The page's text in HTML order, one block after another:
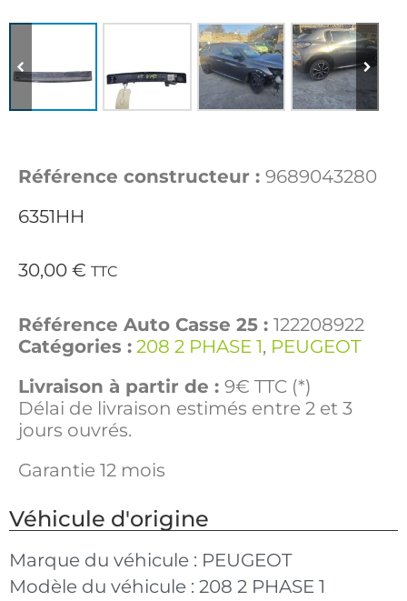
Référence constructeur : 9689043280
6351HH
30,00 € TTC
Référence Auto Casse 25 : 122208922
Catégories : 208 2 PHASE 1, PEUGEOT
Livraison à partir de : 9€ TTC (*)
Délai de livraison estimés entre 2 et 3
jours ouvrés.
Garantie 12 mois
Véhicule d'origine
Marque du véhicule : PEUGEOT
Modèle du véhicule : 208 2 PHASE 1